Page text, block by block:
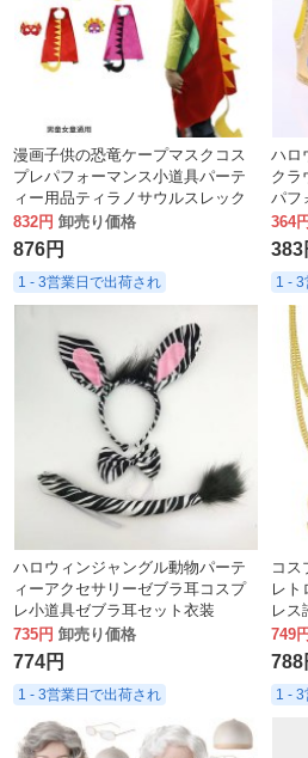
漫画子供の恐竜ケープマスクコス
プレパフォーマンス小道具パーテ
ィー用品ティラノサウルスレック
ス
832円 卸売り価格
876円
1 - 3営業日で出荷され
ハロ
クラ
パフ
ウン
364
383
1 -
ハロウィンジャングル動物パーテ
ィーアクセサリーゼブラ耳コスプ
レ小道具ゼブラ耳セット衣装
735円 卸売り価格
774円
1 - 3営業日で出荷され
コス
レト
レス
ェー
メン
749
788
1 -